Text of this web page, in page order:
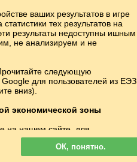
ваших результатов в игре
статистики тех результатов на
результаты недоступны ишным
не анализируем и не
следующую
для пользователей из ЕЭЗ
вниз).
экономической зоны
на нашем сайте, для
В такой рекламе
для персонализации объявлений,
показов, подготовки сводных
ОК, понятно.